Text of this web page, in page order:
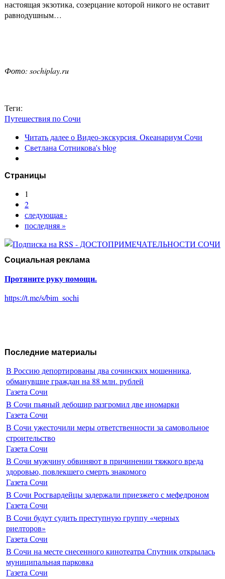
настоящая экзотика, созерцание которой никого не оставит
равнодушным…
Фото: sochiplay.ru
Теги:
Путешествия по Сочи
Читать далеео Видео-экскурсия. Океанариум Сочи
Светлана Сотникова's blog
Страницы
1
2
следующая ›
последняя »
Социальная реклама
Протяните руку помощи.
https://t.me/s/bim_sochi
Последние материалы
В Россию депортированы два сочинских мошенника,
обманувшие граждан на 88 млн. рублей
Газета Сочи
В Сочи пьяный дебошир разгромил две иномарки
Газета Сочи
В Сочи ужесточили меры ответственности за самовольное
строительство
Газета Сочи
В Сочи мужчину обвиняют в причинении тяжкого вреда
здоровью, повлекшего смерть знакомого
Газета Сочи
В Сочи Росгвардейцы задержали приезжего с мефедроном
Газета Сочи
В Сочи будут судить преступную группу «черных
риелторов»
Газета Сочи
В Сочи на месте снесенного кинотеатра Спутник открылась
муниципальная парковка
Газета Сочи